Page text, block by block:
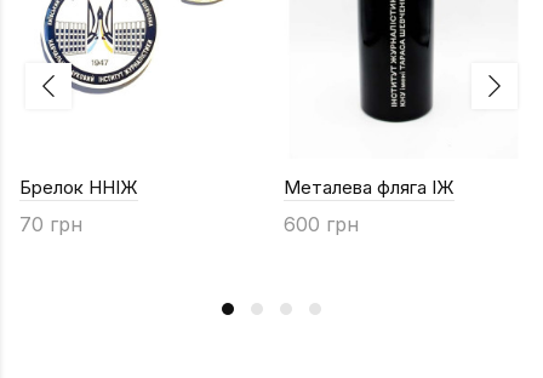
Брелок ННІЖ
70 грн
Металева фляга ІЖ
600 грн